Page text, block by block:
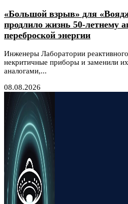
«Большой взрыв» для
продлило жизнь 50-летнему
переброской энергии
Инженеры Лаборатории
некритичные приборы и заменили
аналогами,...
08.08.2026